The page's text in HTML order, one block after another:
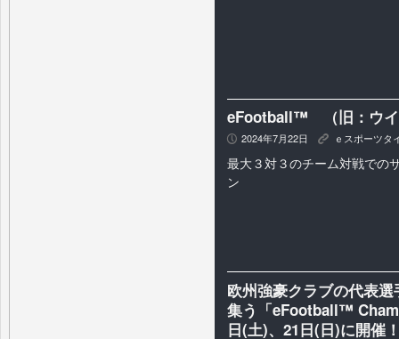
eFootball™ （旧：ウイ
P 2024年7月22日 K ｅスポーツタ
最大３対３のチーム対戦での
ン
欧州強豪クラブの代表
集う「eFootball™
日(土)、21日(日)に開催